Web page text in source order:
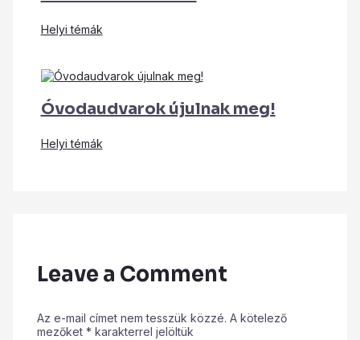
Helyi témák
Óvodaudvarok újulnak meg!
Helyi témák
Leave a Comment
Az e-mail címet nem tesszük közzé. A kötelező
mezőket * karakterrel jelöltük